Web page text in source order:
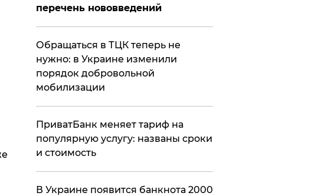
перечень нововведений
Обращаться в ТЦК теперь не
нужно: в Украине изменили
порядок добровольной
мобилизации
ПриватБанк меняет тариф на
популярную услугу: названы сроки
и стоимость
В Украине появится банкнота 2000